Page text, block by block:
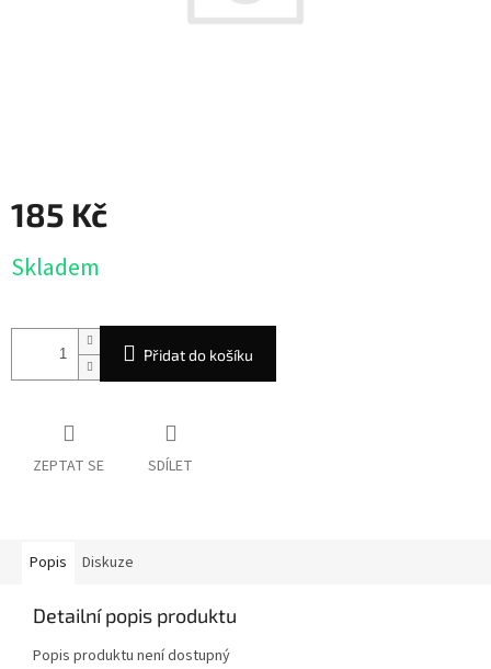
185 Kč
cena:
Skladem
Přidat do košíku
ZEPTAT SE SDÍLET
Popis Diskuze
Detailní popis produktu
Popis produktu není dostupný